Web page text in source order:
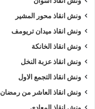
ونش انقاذ محور المشير
ونش انقاذ ميدان تريومف
ونش انقاذ الخانكة
ونش انقاذ عزبة النخل
ونش انقاذ التجمع الاول
ونش انقاذ العاشر من رمضان